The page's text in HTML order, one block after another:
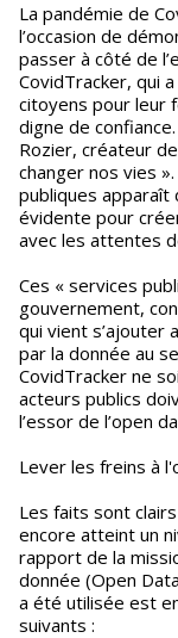
La pandémie de Covid-19 a d’ailleurs donné à l’open data
l’occasion de
passer à côté de
CovidTracker, qui
citoyens pour leur
digne de
Rozier, créateur
changer nos vies
publiques
évidente pour
avec les attentes
Ces « services
gouvernement,
qui vient s’ajouter
par la donnée au
CovidTracker ne
acteurs publics
l’essor de l’open
Lever les freins à
Les faits sont
encore atteint un
rapport de la
donnée (Open
a été utilisée est
suivants :